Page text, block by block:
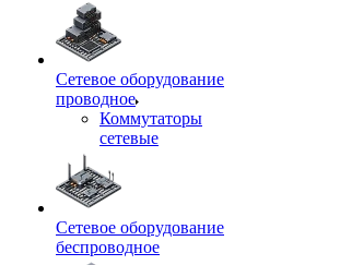
Сетевое оборудование
проводное
Коммутаторы
сетевые
Сетевое оборудование
беспроводное